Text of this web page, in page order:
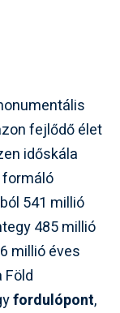
fejlődő élet
időskála
541 millió
485 millió
millió éves
fordulópont,